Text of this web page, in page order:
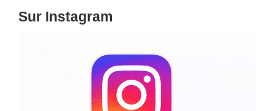
Sur Instagram